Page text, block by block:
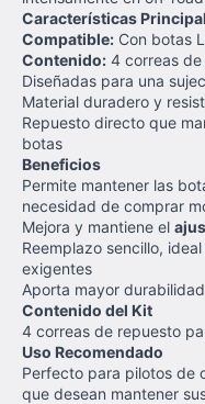
Características
Compatible: Con botas
Contenido: 4 correas
Diseñadas para una
Material duradero y
Repuesto directo que
botas
Beneficios
Permite mantener las
necesidad de comprar
Mejora y mantiene el
Reemplazo sencillo,
exigentes
Aporta mayor
Contenido del Kit
4 correas de repuesto
Uso Recomendado
Perfecto para pilotos de
que desean mantener